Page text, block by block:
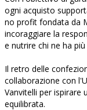
ogni acquisto
no profit fondata da
incoraggiare la
e nutrire chi ne ha
Il retro delle
collaborazione con
Vanvitelli per ispirare
equilibrata.